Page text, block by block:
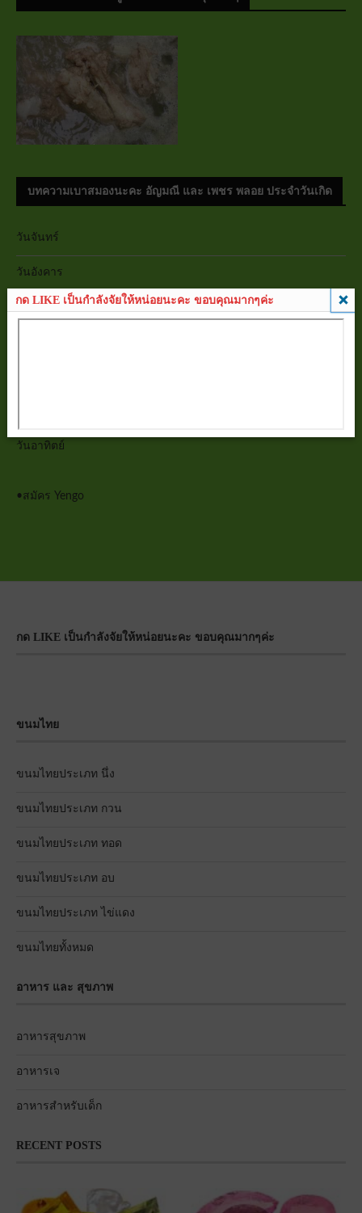
บทความเบาสมองนะคะ อัญมณี และ เพชร พลอย ประจำวันเกิด
วันจันทร์
วันอังคาร
วันพุธ
วันอาทิตย์
•สมัคร Yengo
กด LIKE เป็นกำลังจัยให้หน่อยนะคะ ขอบคุณมากๆค่ะ
ขนมไทย
ขนมไทยประเภท นึ่ง
ขนมไทยประเภท กวน
ขนมไทยประเภท ทอด
ขนมไทยประเภท อบ
ขนมไทยประเภท ไข่แดง
ขนมไทยทั้งหมด
อาหาร และ สุขภาพ
อาหารสุขภาพ
อาหารเจ
อาหารสำหรับเด็ก
RECENT POSTS
กด LIKE เป็นกำลังจัยให้หน่อยนะคะ ขอบคุณมากๆค่ะ